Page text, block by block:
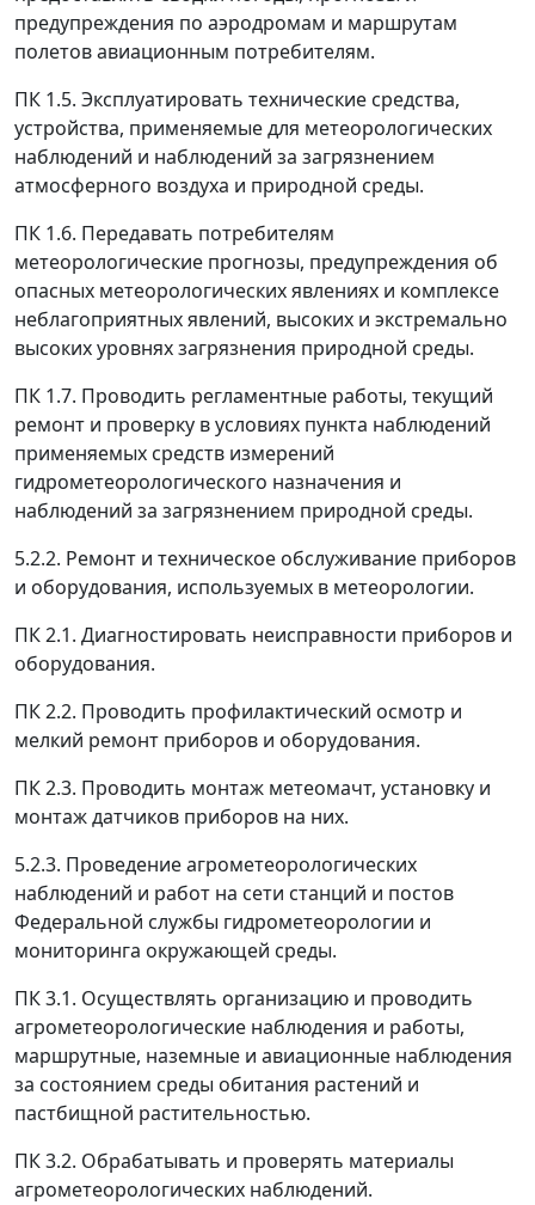
предупреждения по аэродромам и маршрутам
полетов авиационным потребителям.
ПК 1.5. Эксплуатировать технические средства,
устройства, применяемые для метеорологических
наблюдений и наблюдений за загрязнением
атмосферного воздуха и природной среды.
ПК 1.6. Передавать потребителям
метеорологические прогнозы, предупреждения об
опасных метеорологических явлениях и комплексе
неблагоприятных явлений, высоких и экстремально
высоких уровнях загрязнения природной среды.
ПК 1.7. Проводить регламентные работы, текущий
ремонт и проверку в условиях пункта наблюдений
применяемых средств измерений
гидрометеорологического назначения и
наблюдений за загрязнением природной среды.
5.2.2. Ремонт и техническое обслуживание приборов
и оборудования, используемых в метеорологии.
ПК 2.1. Диагностировать неисправности приборов и
оборудования.
ПК 2.2. Проводить профилактический осмотр и
мелкий ремонт приборов и оборудования.
ПК 2.3. Проводить монтаж метеомачт, установку и
монтаж датчиков приборов на них.
5.2.3. Проведение агрометеорологических
наблюдений и работ на сети станций и постов
Федеральной службы гидрометеорологии и
мониторинга окружающей среды.
ПК 3.1. Осуществлять организацию и проводить
агрометеорологические наблюдения и работы,
маршрутные, наземные и авиационные наблюдения
за состоянием среды обитания растений и
пастбищной растительностью.
ПК 3.2. Обрабатывать и проверять материалы
агрометеорологических наблюдений.